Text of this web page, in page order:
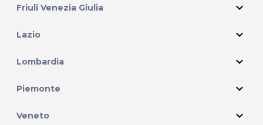
Friuli Venezia Giulia expand_more
Lazio expand_more
Lombardia expand_more
Piemonte expand_more
Veneto expand_more